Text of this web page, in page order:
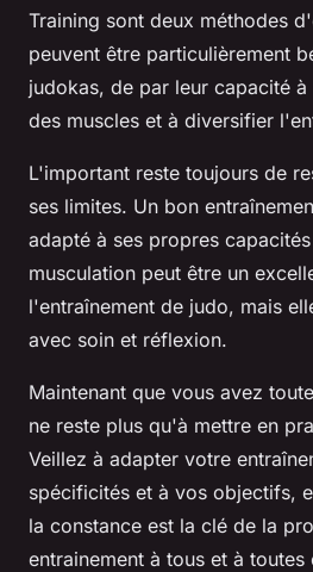
Training sont deux méthodes
peuvent être particulièrement
judokas, de par leur capacité
des muscles et à diversifier
L'important reste toujours de
ses limites. Un bon
adapté à ses propres
musculation peut être un
l'entraînement de judo, mais
avec soin et réflexion.
Maintenant que vous avez
ne reste plus qu'à mettre en
Veillez à adapter votre
spécificités et à vos objectifs,
la constance est la clé de la
entrainement à tous et à